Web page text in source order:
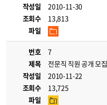
작성일
2010-11-30
조회수
13,813
파일
번호
7
제목
전문직 직원 공개 모집
작성일
2010-11-22
조회수
13,725
파일